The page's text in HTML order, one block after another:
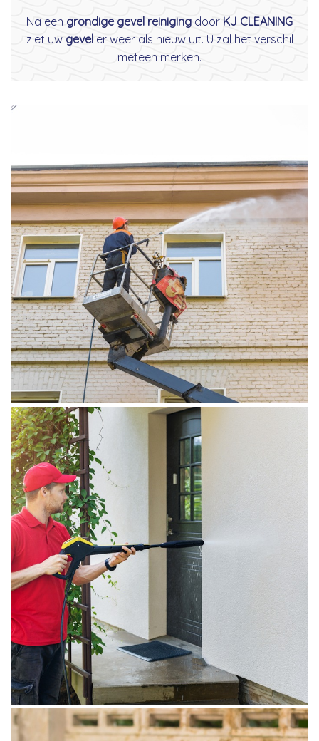
Na een grondige gevel reiniging door KJ CLEANING
ziet uw geveler weer als nieuw uit. U zal het verschil
meteen merken.